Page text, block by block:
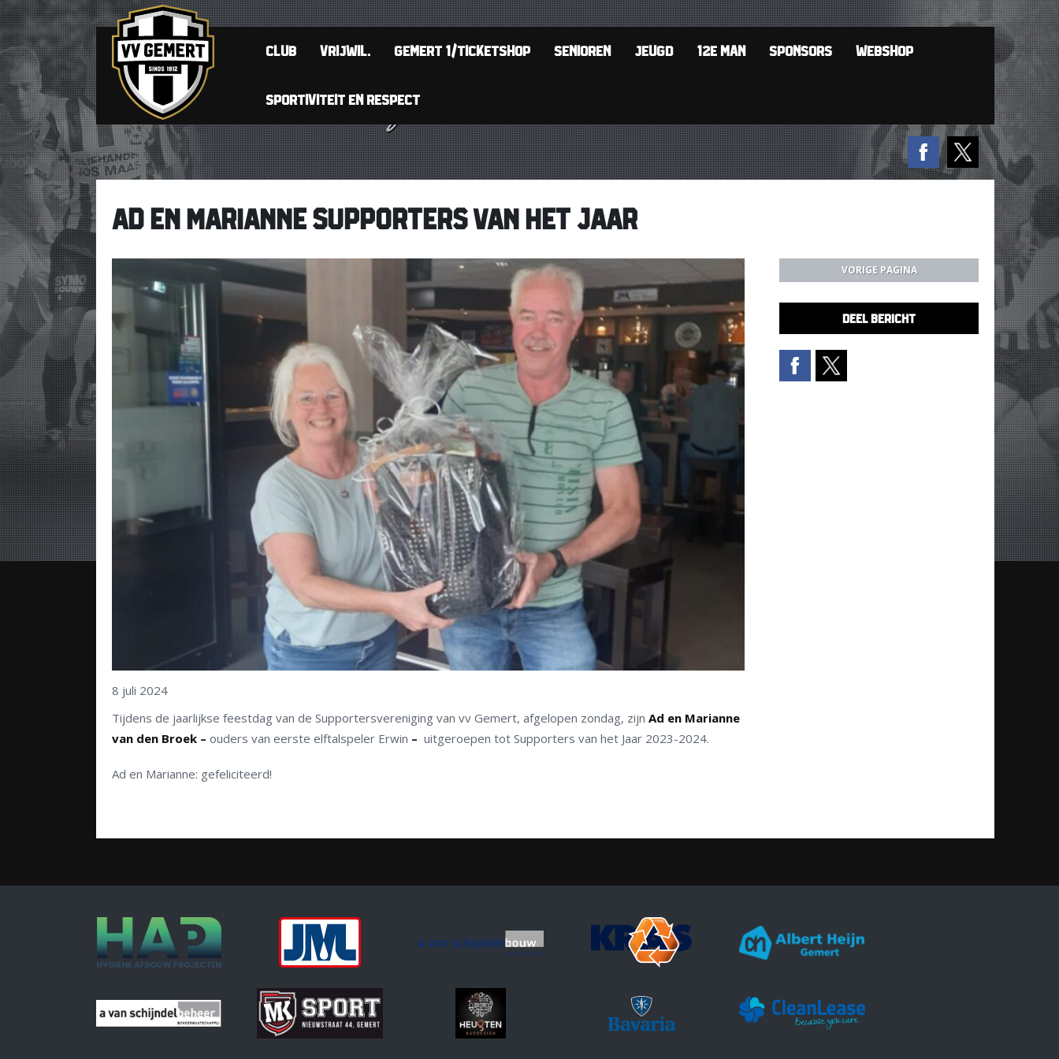
CLUB VRIJWIL. GEMERT 1/TICKETSHOP SENIOREN JEUGD 12E MAN SPONSORS WEBSHOP
SPORTIVITEIT EN RESPECT
AD EN MARIANNE SUPPORTERS VAN HET JAAR
8 juli 2024
Tijdens de jaarlijkse feestdag van de Supportersvereniging van vv Gemert, afgelopen zondag, zijn Ad en Marianne
van den Broek – ouders van eerste elftalspeler Erwin – uitgeroepen tot Supporters van het Jaar 2023-2024.
Ad en Marianne: gefeliciteerd!
VORIGE PAGINA
DEEL BERICHT